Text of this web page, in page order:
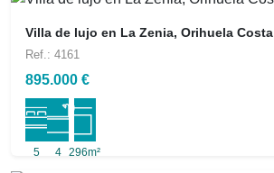
Villa de lujo en La Zenia, Orihuela Costa
Ref.: 4161
895.000 €
5 4 296m²